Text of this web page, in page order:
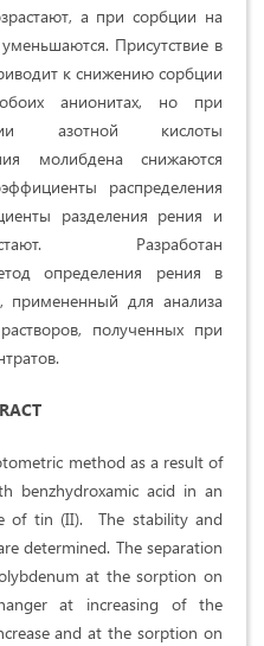
а при сорбции на
Присутствие в
к снижению сорбции
анионитах, но при
азотной кислоты
молибдена снижаются
распределения
разделения рения и
Разработан
определения рения в
примененный для анализа
полученных при
method as a result of
benzhydroxamic acid in an
of tin (II). The stability and
determined. The separation
at the sorption on
at increasing of the
and at the sorption on